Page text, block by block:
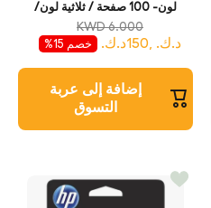
لون- 100 صفحة / ثلاثية لون/
خرطوشة حبر
KWD 6.000
د.ك. ,150د.ك. خصم 15%
إضافة إلى عربة
التسوق